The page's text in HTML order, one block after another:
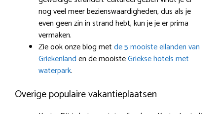
nog veel meer bezienswaardigheden, dus als je
even geen zin in strand hebt, kun je je er prima
vermaken.
Zie ook onze blog metde 5 mooiste eilanden van
Griekenlanden de mooisteGriekse hotels met
waterpark.
Overige populaire vakantieplaatsen